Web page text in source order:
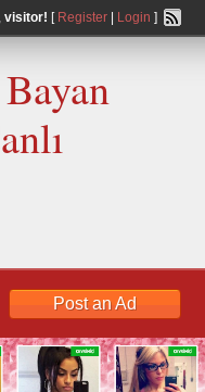
visitor! [ Register| Login ]
Post an Ad